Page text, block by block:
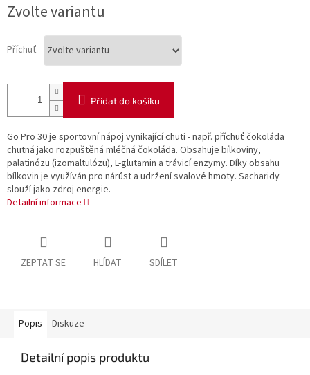
cena:
Zvolte variantu
Příchuť
Přidat do košíku
Go Pro 30 je sportovní nápoj vynikající chuti - např. příchuť čokoláda
chutná jako rozpuštěná mléčná čokoláda. Obsahuje bílkoviny,
palatinózu (izomaltulózu), L-glutamin a trávicí enzymy. Díky obsahu
bílkovin je využíván pro nárůst a udržení svalové hmoty. Sacharidy
slouží jako zdroj energie.
Detailní informace
ZEPTAT SE HLÍDAT SDÍLET
Popis Diskuze
Detailní popis produktu